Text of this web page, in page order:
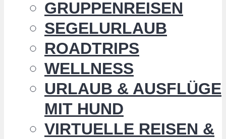
GRUPPENREISEN
SEGELURLAUB
ROADTRIPS
WELLNESS
URLAUB & AUSFLÜGE
MIT HUND
VIRTUELLE REISEN &